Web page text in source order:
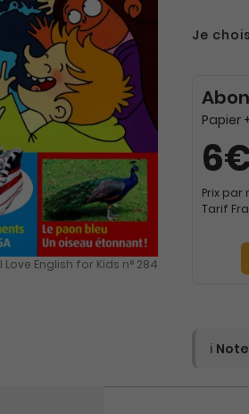
I Love English for Kids n° 284
Je
Papier
Prix par
Tarif
ℹ️